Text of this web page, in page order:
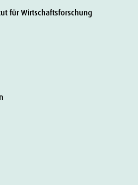
für Wirtschaftsforschung